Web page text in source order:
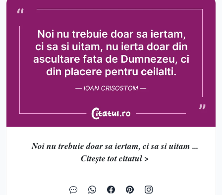
Noi nu trebuie doar sa iertam, ci sa si uitam ...
Citește tot citatul >